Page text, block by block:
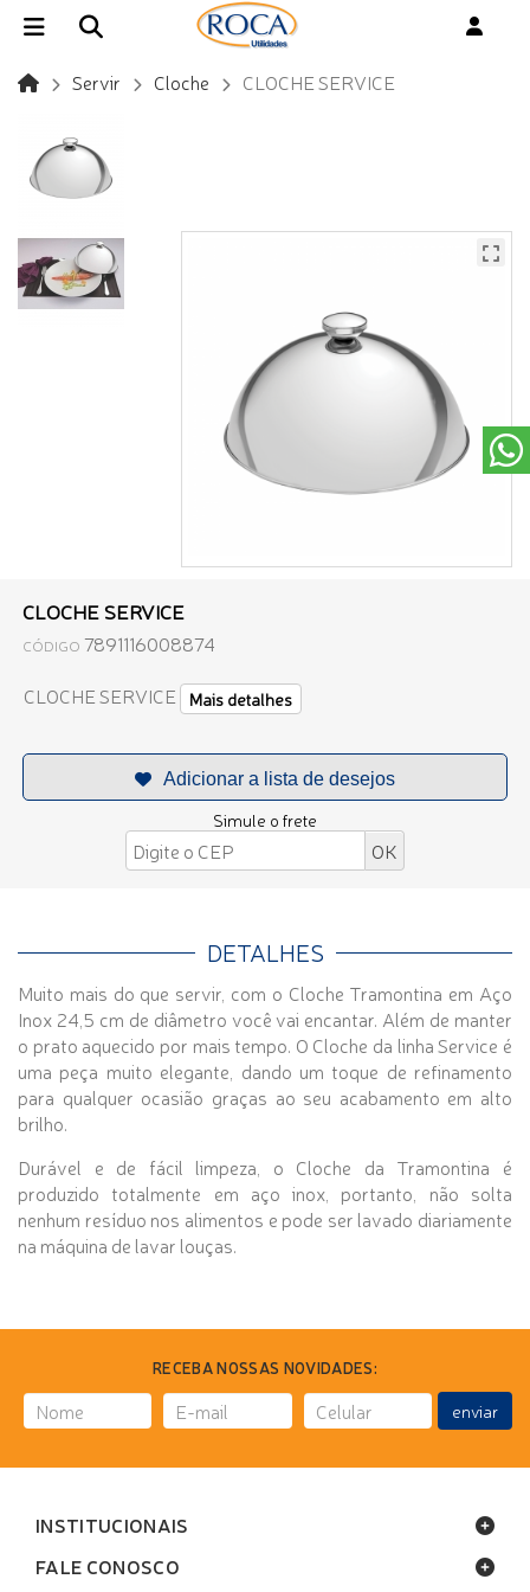
Servir Cloche CLOCHE SERVICE
CLOCHE SERVICE
CÓDIGO 7891116008874
CLOCHE SERVICE
Mais detalhes
Simule o frete
DETALHES
Muito mais do que servir, com o Cloche Tramontina em Aço
Inox 24,5 cm de diâmetro você vai encantar. Além de manter
o prato aquecido por mais tempo. O Cloche da linha Service é
uma peça muito elegante, dando um toque de refinamento
para qualquer ocasião graças ao seu acabamento em alto
brilho.
Durável e de fácil limpeza, o Cloche da Tramontina é
produzido totalmente em aço inox, portanto, não solta
nenhum resíduo nos alimentos e pode ser lavado diariamente
na máquina de lavar louças.
RECEBA NOSSAS NOVIDADES:
enviar
INSTITUCIONAIS
FALE CONOSCO